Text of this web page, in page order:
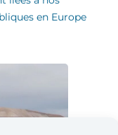
en Europe